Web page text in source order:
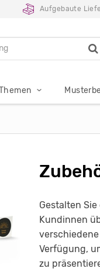
Aufgebaute
Gestalten
Kundinnen
Verfügung,
zu